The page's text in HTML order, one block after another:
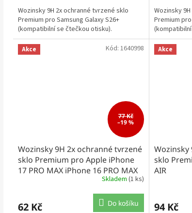
Wozinsky 9H 2x ochranné tvrzené sklo
Premium pro Samsung Galaxy S26+
(kompatibilní se čtečkou otisku).
Wozinsky
Premium
Akce
77 Kč
–19 %
Wozinsky 9H 2x ochranné tvrzené
sklo Premium pro Apple iPhone
17 PRO MAX iPhone 16 PRO MAX
Skladem (1 ks)
62 Kč Do košíku
Kód: 1640998 Akce
Wozinsky
sklo
AIR
94 Kč